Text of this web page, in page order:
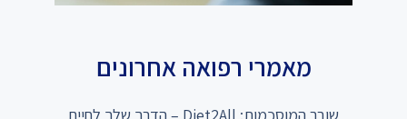
מאמרי רפואה אחרונים